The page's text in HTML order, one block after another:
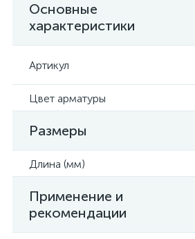
Основные
характеристики
Артикул
Цвет арматуры
Размеры
Длина (мм)
Применение и
рекомендации